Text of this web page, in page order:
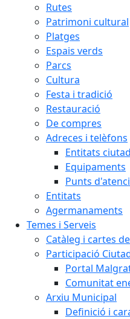
Rutes
Patrimoni cultural
Platges
Espais verds
Parcs
Cultura
Festa i tradició
Restauració
De compres
Adreces i telèfons
Entitats
Equipaments
Punts
Entitats
Agermanaments
Temes i Serveis
Catàleg i cartes
Participació
Portal
Comunitat
Arxiu Municipal
Definició i